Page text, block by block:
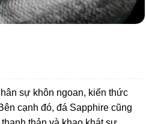
sự khôn ngoan, kiến thức
cạnh đó, đá Sapphire cũng